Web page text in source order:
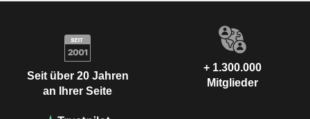
Seit über 20 Jahren
an Ihrer Seite
+ 1.300.000
Mitglieder